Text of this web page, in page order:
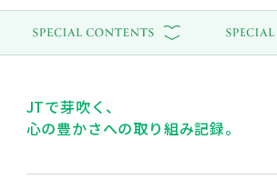
JTで芽吹く、
心の豊かさへの取り組み記録。